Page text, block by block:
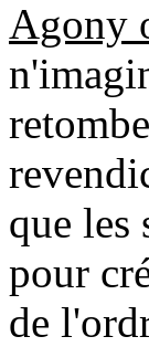
Agony
que les
pour
de